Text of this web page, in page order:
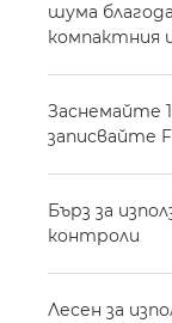
шума
компактния
Заснемайте
записвайте
Бърз за
контроли
Лесен за